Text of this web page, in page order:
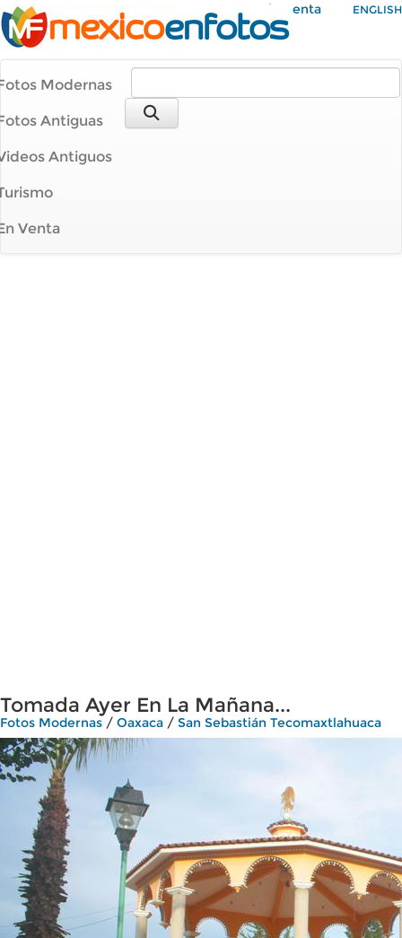
Mi Cuenta ENGLISH
Modernas
Antiguas
Antiguos
Venta
Tomada Ayer En La Mañana...
Fotos Modernas / Oaxaca / San Sebastián Tecomaxtlahuaca